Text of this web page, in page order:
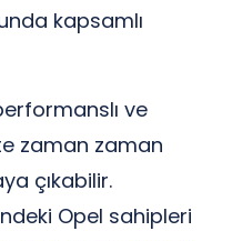
kapsamlı
ve
zaman zaman
çıkabilir.
Opel sahipleri